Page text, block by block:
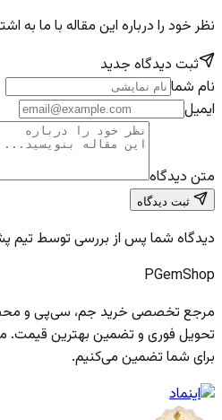
نظر خود را درباره این مقاله با ما به
ثبت دیدگاه جدید
نام شما
ایمیل
متن دیدگاه
ثبت دیدگاه
دیدگاه شما پس از بررسی توسط تیم
PGemShop
مرجع تخصصی خرید جم، سی‌پی و
تحویل فوری و تضمین بهترین قیمت.
برای شما تضمین می‌کنیم.